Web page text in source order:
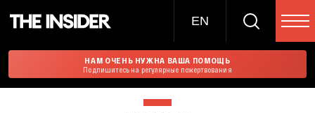
EN
НАМ ОЧЕНЬ НУЖНА ВАША ПОМОЩЬ
Подпишитесь на регулярные пожертвования